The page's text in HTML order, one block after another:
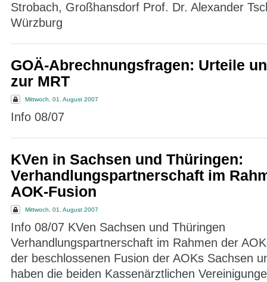
Strobach, Großhansdorf Prof. Dr. Alexander
Würzburg
GOÄ-Abrechnungsfragen: Urteile
zur MRT
Mittwoch, 01. August 2007
Info 08/07
KVen in Sachsen und Thüringen:
Verhandlungspartnerschaft im
AOK-Fusion
Mittwoch, 01. August 2007
Info 08/07 KVen Sachsen und Thüringen
Verhandlungspartnerschaft im Rahmen der
der beschlossenen Fusion der AOKs Sachsen
haben die beiden Kassenärztlichen